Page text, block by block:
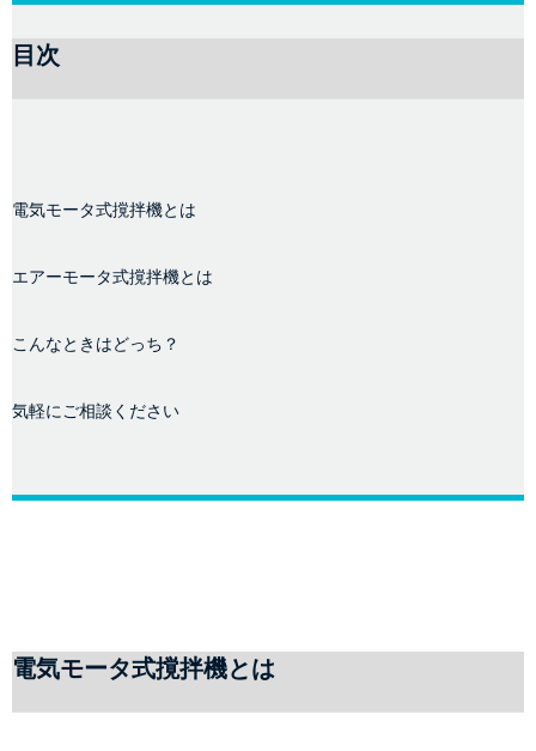
目次
電気モータ式撹拌機とは
エアーモータ式撹拌機とは
こんなときはどっち？
気軽にご相談ください
電気モータ式撹拌機とは